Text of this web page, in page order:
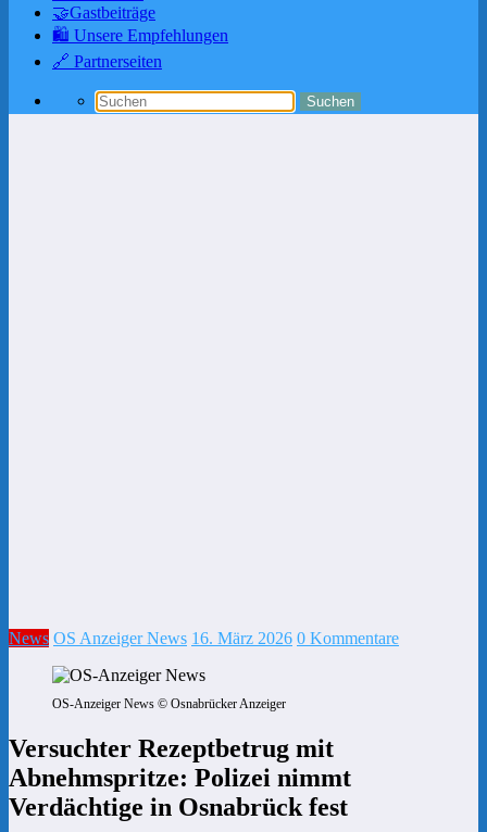
🤝Gastbeiträge
🛍️ Unsere Empfehlungen
🔗 Partnerseiten
News OS Anzeiger News 16. März 2026 0 Kommentare
OS-Anzeiger News © Osnabrücker Anzeiger
Versuchter Rezeptbetrug mit
Abnehmspritze: Polizei nimmt
Verdächtige in Osnabrück fest